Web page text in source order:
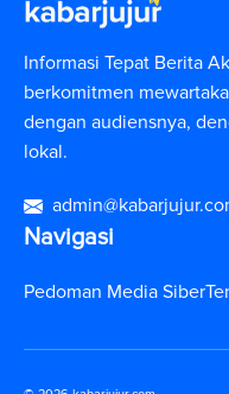
Informasi Tepat Berita
berkomitmen
dengan audiensnya,
lokal.
Navigasi
Pedoman Media Siber